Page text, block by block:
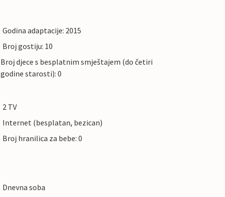
Godina adaptacije: 2015
Broj gostiju: 10
Broj djece s besplatnim smještajem (do četiri
godine starosti): 0
2 TV
Internet (besplatan, bezican)
Broj hranilica za bebe: 0
Dnevna soba